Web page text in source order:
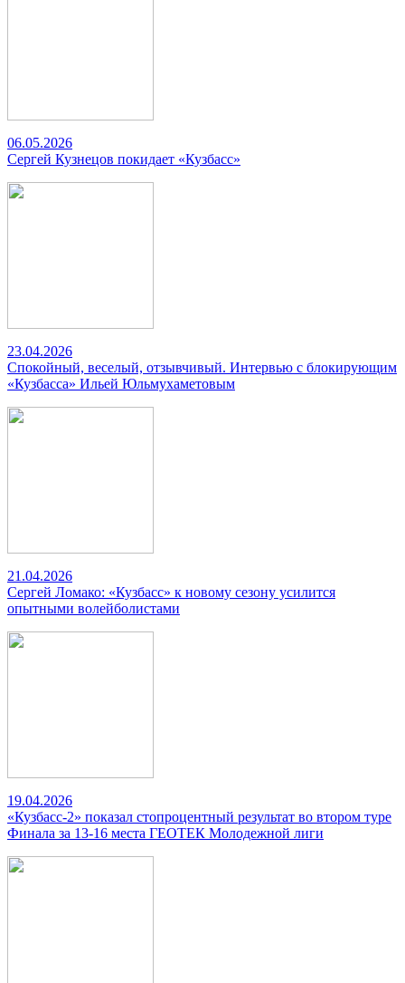
06.05.2026
Сергей Кузнецов покидает «Кузбасс»
23.04.2026
Спокойный, веселый, отзывчивый. Интервью с блокирующим
«Кузбасса» Ильей Юльмухаметовым
21.04.2026
Сергей Ломако: «Кузбасс» к новому сезону усилится
опытными волейболистами
19.04.2026
«Кузбасс-2» показал стопроцентный результат во втором туре
Финала за 13-16 места ГЕОТЕК Молодежной лиги